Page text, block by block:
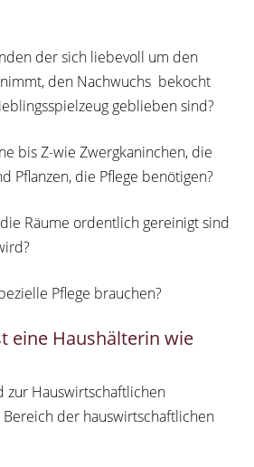
der sich liebevoll um den
den Nachwuchs bekocht
geblieben sind?
bis Z-wie Zwergkaninchen, die
Pflanzen, die Pflege benötigen?
Räume ordentlich gereinigt sind
Pflege brauchen?
eine Haushälterin wie
zur Hauswirtschaftlichen
der hauswirtschaftlichen